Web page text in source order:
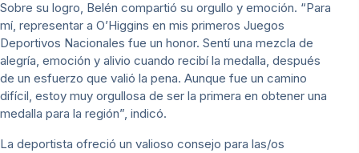
Sobre su logro, Belén compartió su orgullo y emoción. “Para
mí, representar a O’Higgins en mis primeros Juegos
Deportivos Nacionales fue un honor. Sentí una mezcla de
alegría, emoción y alivio cuando recibí la medalla, después
de un esfuerzo que valió la pena. Aunque fue un camino
difícil, estoy muy orgullosa de ser la primera en obtener una
medalla para la región”, indicó.
La deportista ofreció un valioso consejo para las/os